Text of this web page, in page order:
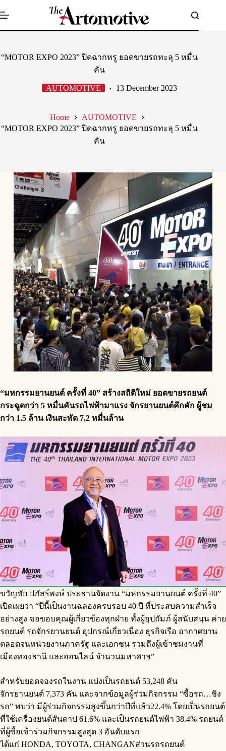
to
“MOTOR EXPO 2023” ปิดฉากหรู ยอดขายรถทะลุ 5 หมื่น
คัน
AUTOMOTIVE 13 December 2023
Home
AUTOMOTIVE
“MOTOR EXPO 2023” ปิดฉากหรู ยอดขายรถทะลุ 5 หมื่น
คัน
“มหกรรมยานยนต์ ครั้งที่ 40” สร้างสถิติใหม่ ยอดขายรถยนต์
กระฉูดกว่า 5 หมื่นคันรถไฟฟ้ามาแรง จักรยานยนต์คึกคัก ผู้ชม
กว่า 1.5 ล้าน เงินสะพัด 7.2 หมื่นล้าน
ขวัญชัย ปภัสร์พงษ์ ประธานจัดงาน “มหกรรมยานยนต์ ครั้งที่ 40”
เปิดเผยว่า “ปีนี้เป็นงานฉลองครบรอบ 40 ปี ที่ประสบความสำเร็จ
อย่างสูง ขอขอบคุณผู้เกี่ยวข้องทุกฝ่าย ทั้งผู้อุปถัมภ์ ผู้สนับสนุน ค่าย
รถยนต์ รถจักรยานยนต์ อุปกรณ์เกี่ยวเนื่อง ธุรกิจเรือ อากาศยาน
ตลอดจนหน่วยงานภาครัฐ และเอกชน รวมถึงผู้เข้าชมงานที่
เมืองทองธานี และออนไลน์ จำนวนมหาศาล”
สำหรับยอดจองรถในงาน แบ่งเป็นรถยนต์ 53,248 คัน
จักรยานยนต์ 7,373 คัน และจากข้อมูลผู้ร่วมกิจกรรม “ซื้อรถ…ชิง
รถ” พบว่า มีผู้ร่วมกิจกรรมสูงขึ้นกว่าปีที่แล้ว22.4% โดยเป็นรถยนต์
ที่ใช้เครื่องยนต์สันดาป 61.6% และเป็นรถยนต์ไฟฟ้า 38.4% รถยนต์
ที่ผู้ซื้อเข้าร่วมกิจกรรมสูงสุด 3 อันดับแรก
ได้แก่ HONDA, TOYOTA, CHANGANส่วนรถรถยนต์